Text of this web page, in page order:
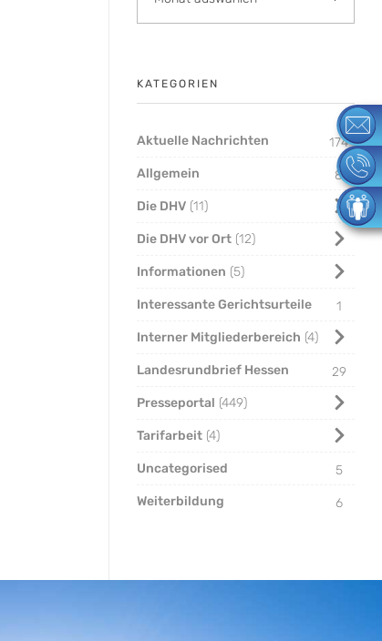
KATEGORIEN
Aktuelle Nachrichten
174
Allgemein
8
Die DHV 11
Die DHV vor Ort 12
Informationen 5
Interessante Gerichtsurteile
1
Interner Mitgliederbereich 4
Landesrundbrief Hessen
29
Presseportal 449
Tarifarbeit 4
Uncategorised
5
Weiterbildung
6